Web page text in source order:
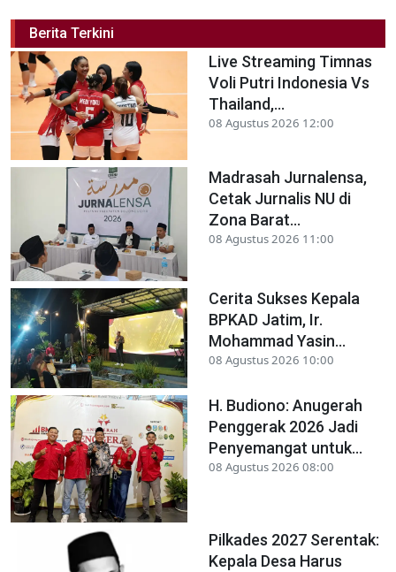
Berita Terkini
Live Streaming Timnas
Voli Putri Indonesia Vs
Thailand,...
08 Agustus 2026 12:00
Madrasah Jurnalensa,
Cetak Jurnalis NU di
Zona Barat...
08 Agustus 2026 11:00
Cerita Sukses Kepala
BPKAD Jatim, Ir.
Mohammad Yasin...
08 Agustus 2026 10:00
H. Budiono: Anugerah
Penggerak 2026 Jadi
Penyemangat untuk...
08 Agustus 2026 08:00
Pilkades 2027 Serentak:
Kepala Desa Harus